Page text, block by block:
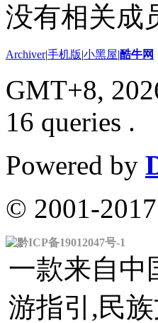
没有相关成
Archiver|手机版|小黑屋|酷牛网
GMT+8,
16 queries .
Powered by
© 2001-2017
黔ICP备19012047号-1
一款来自中
游指引,民